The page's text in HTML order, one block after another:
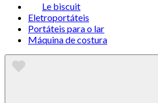
Le biscuit
Eletroportáteis
Portáteis para o lar
Máquina de costura